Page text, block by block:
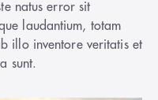
natus error sit
laudantium, totam
illo inventore veritatis et
sunt.